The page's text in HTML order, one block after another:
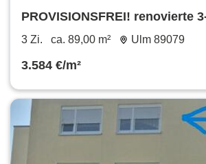
PROVISIONSFREI! renovierte
Wohnung in Ulm-Wiblingen
3 Zi. ca. 89,00 m² Ulm 89079
3.584 €/m²